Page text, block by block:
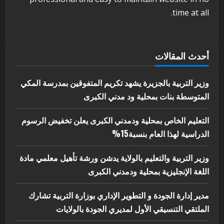
بوزارة التربية تشارك الملتقي التنسيقي
5
البيئة بالمحلية
يوليو 29, 2026
time at all.
أحدث المقالات
وزير التربية بالجزيرة يشهد تكريم المتفوقين بمدرسة المكي
المتوسطة بنات بمحلية ود مدني الكبرى
التعليم الخاص بمحلية ودمدني الكبرى يعلن تخفيض الرسوم
الدراسية لهذا العام بنسبة15%
وزير التربية والتعليم بالولاية يدشن ورشة تأهيل معلمي مادة
اللغة الإنجليزية بمحلية ودمدني الكبرى
مدير إدارة الجودة و التطوير الإداري بوزارة التربية تشارك
الملتقي التنسيقي الأول لمديري الجودة بالولايات